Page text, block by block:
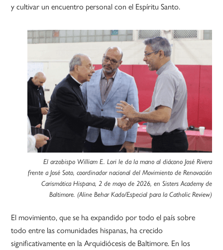
y cultivar un encuentro personal con el Espíritu Santo.
El arzobispo William E. Lori le da la mano al diácono José Rivera
frente a José Soto, coordinador nacional del Movimiento de Renovación
Carismática Hispana, 2 de mayo de 2026, en Sisters Academy de
Baltimore. (Aline Behar Kado/Especial para la Catholic Review)
El movimiento, que se ha expandido por todo el país sobre
todo entre las comunidades hispanas, ha crecido
significativamente en la Arquidiócesis de Baltimore. En los